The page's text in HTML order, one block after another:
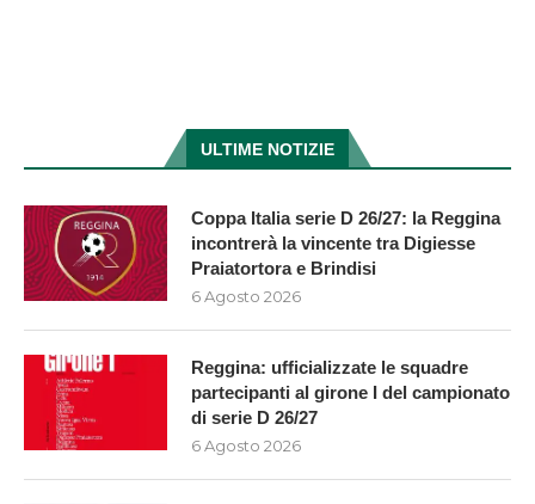
ULTIME NOTIZIE
Coppa Italia serie D 26/27: la Reggina
incontrerà la vincente tra Digiesse
Praiatortora e Brindisi
6 Agosto 2026
Reggina: ufficializzate le squadre
partecipanti al girone I del campionato
di serie D 26/27
6 Agosto 2026